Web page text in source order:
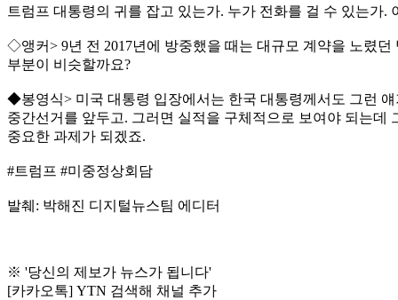
트럼프 대통령의 귀를 잡고 있는가. 누가 전화를 걸 수 있는가
◇앵커> 9년 전 2017년에 방중했을 때는 대규모 계약을 노렸
부분이 비슷할까요?
◆봉영식> 미국 대통령 입장에서는 한국 대통령께서도 그런
중간선거를 앞두고. 그러면 실적을 구체적으로 보여야 되는데
중요한 과제가 되겠죠.
#트럼프 #미중정상회담
발췌: 박해진 디지털뉴스팀 에디터
※ '당신의 제보가 뉴스가 됩니다'
[카카오톡] YTN 검색해 채널 추가